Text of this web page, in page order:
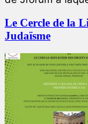
Le Cercle de la
Judaïsme